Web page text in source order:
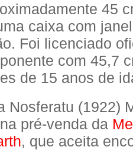
45
caixa com
Foi licenciado
com 45,7
de 15 anos de
Nosferatu (1922)
pré-venda da
, que aceita